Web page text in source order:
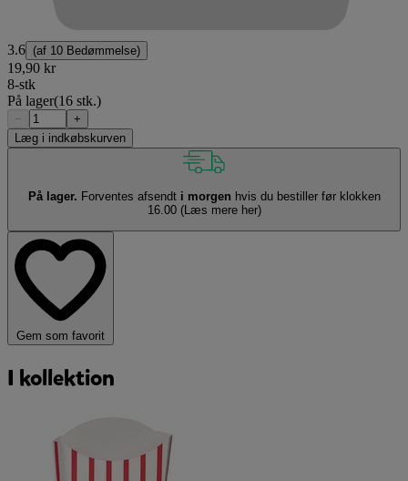
3.6 (af 10 Bedømmelse)
19,90 kr
8-stk
På lager(16 stk.)
−
+
Læg i indkøbskurven
På lager. Forventes afsendt i morgen hvis du bestiller før klokken
16.00 (Læs mere her)
Gem som favorit
I kollektion